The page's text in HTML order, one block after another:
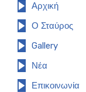
Αρχική
Ο Σταύρος
Gallery
Νέα
Επικοινωνία